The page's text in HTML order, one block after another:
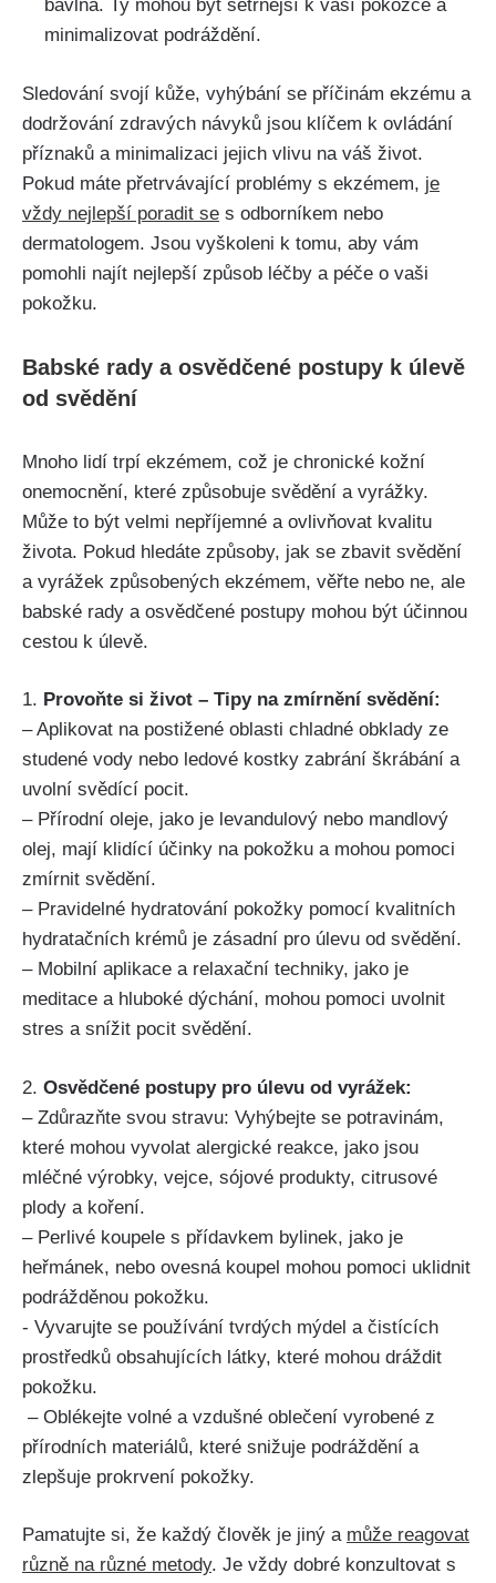
bavlna. Ty mohou být šetrnější k vaší pokožce a
minimalizovat ⁤podráždění.
Sledování svojí kůže, vyhýbání se příčinám ekzému a
dodržování zdravých návyků jsou klíčem k ovládání
příznaků a minimalizaci‌ jejich ⁤vlivu na váš život.
Pokud máte ⁤přetrvávající⁢ problémy s ekzémem, je
vždy nejlepší poradit ⁢se s odborníkem nebo
dermatologem. Jsou vyškoleni k tomu,​ aby vám
pomohli najít nejlepší⁤ způsob léčby a péče o vaši⁤
pokožku.
Babské ‍rady a osvědčené postupy k úlevě
od svědění
Mnoho lidí trpí ekzémem, což je chronické kožní
onemocnění, které způsobuje svědění a vyrážky.
Může to být velmi nepříjemné ​a ovlivňovat kvalitu
života. Pokud hledáte způsoby, jak se zbavit ⁣svědění
a vyrážek ⁣způsobených ekzémem, věřte nebo ne, ale
babské ⁣rady​ a osvědčené postupy mohou být účinnou
cestou k úlevě.
1. Provoňte si život – Tipy na zmírnění svědění:
– Aplikovat na postižené oblasti chladné obklady ze
studené ⁢vody ​nebo ledové kostky zabrání škrábání a
uvolní svědící pocit.
– Přírodní⁣ oleje,​ jako⁢ je levandulový nebo mandlový
olej, mají klidící účinky ​na pokožku a mohou pomoci
zmírnit svědění.
– Pravidelné hydratování pokožky pomocí kvalitních
hydratačních krémů je zásadní pro úlevu od svědění.
– Mobilní aplikace a relaxační techniky,⁤ jako je
meditace a hluboké ⁤dýchání, mohou pomoci uvolnit
stres a snížit pocit svědění.
2. Osvědčené postupy pro úlevu od vyrážek:
– Zdůrazňte⁣ svou stravu: Vyhýbejte se ⁤potravinám,
⁣které‌ mohou vyvolat⁢ alergické reakce, jako jsou
mléčné výrobky, vejce, sójové produkty, citrusové
plody a​ koření.
– Perlivé koupele s přídavkem bylinek, jako je
heřmánek, nebo ovesná koupel mohou pomoci uklidnit
podrážděnou pokožku.
-⁤ Vyvarujte se používání tvrdých mýdel a čistících
⁣prostředků obsahujících látky,​ které mohou dráždit
pokožku.
‌ – Oblékejte volné a vzdušné oblečení vyrobené z
přírodních materiálů, které snižuje podráždění a
zlepšuje prokrvení pokožky.
Pamatujte si, že každý člověk je⁤ jiný a může reagovat
různě na různé metody. Je vždy ‌dobré konzultovat s